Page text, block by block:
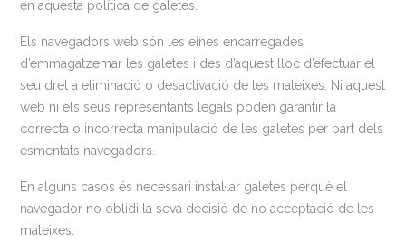
en aquesta política de galetes.
Els navegadors web són les eines encarregades
d’emmagatzemar les galetes i des d’aquest lloc d’efectuar el
seu dret a eliminació o desactivació de les mateixes. Ni aquest
web ni els seus representants legals poden garantir la
correcta o incorrecta manipulació de les galetes per part dels
esmentats navegadors.
En alguns casos és necessari instal·lar galetes perquè el
navegador no oblidi la seva decisió de no acceptació de les
mateixes.